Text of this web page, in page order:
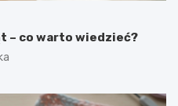
– co warto wiedzieć?